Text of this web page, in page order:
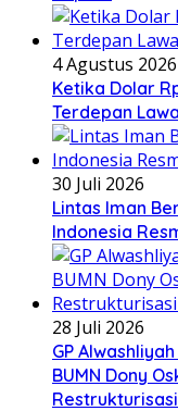
4 Agustus 2026
Ketika Dolar
Terdepan
30 Juli 2026
Lintas Iman
Indonesia
28 Juli 2026
GP
BUMN Dony